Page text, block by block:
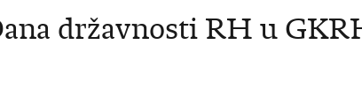
državnosti RH u